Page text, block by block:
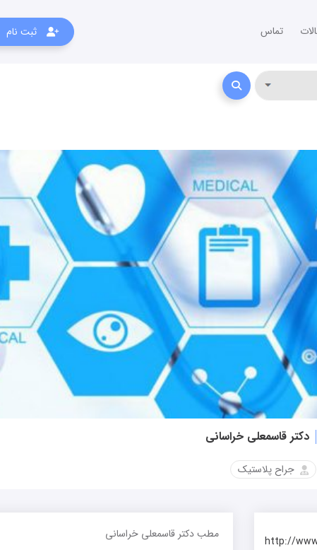
تماس ثبت نام
دکتر قاسمعلی خراسانی
جراح پلاستیک
http:// مطب دکتر قاسمعلی خراسانی